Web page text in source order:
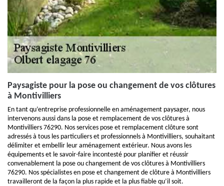
Paysagiste pour la pose ou changement de vos clôtures
à Montivilliers
En tant qu’entreprise professionnelle en aménagement paysager, nous
intervenons aussi dans la pose et remplacement de vos clôtures à
Montivilliers 76290. Nos services pose et remplacement clôture sont
adressés à tous les particuliers et professionnels à Montivilliers, souhaitant
délimiter et embellir leur aménagement extérieur. Nous avons les
équipements et le savoir-faire incontesté pour planifier et réussir
convenablement la pose ou changement de vos clôtures à Montivilliers
76290. Nos spécialistes en pose et changement de clôture à Montivilliers
travailleront de la façon la plus rapide et la plus fiable qu’il soit.